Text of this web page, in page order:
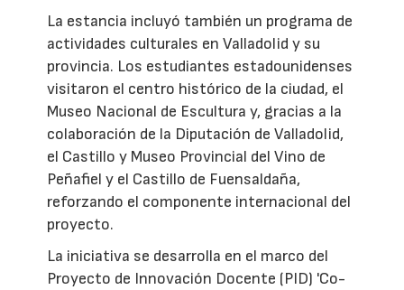
La estancia incluyó también un programa de
actividades culturales en Valladolid y su
provincia. Los estudiantes estadounidenses
visitaron el centro histórico de la ciudad, el
Museo Nacional de Escultura y, gracias a la
colaboración de la Diputación de Valladolid,
el Castillo y Museo Provincial del Vino de
Peñafiel y el Castillo de Fuensaldaña,
reforzando el componente internacional del
proyecto.
La iniciativa se desarrolla en el marco del
Proyecto de Innovación Docente (PID) 'Co-